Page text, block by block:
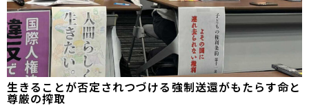
生きることが否定されつづける――強制送還がもたらす命と
尊厳の搾取